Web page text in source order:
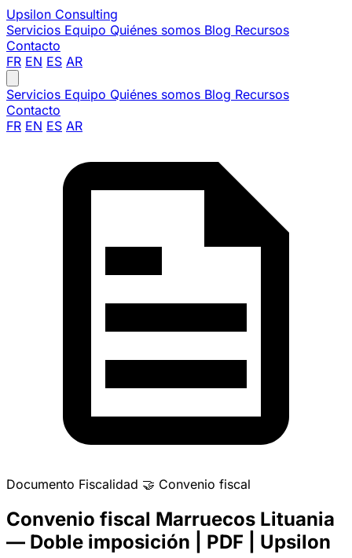
Upsilon Consulting
Servicios Equipo Quiénes somos Blog Recursos
Contacto
FR EN ES AR
Servicios Equipo Quiénes somos Blog Recursos
Contacto
FR EN ES AR
Documento Fiscalidad 🤝 Convenio fiscal
Convenio fiscal Marruecos Lituania
— Doble imposición | PDF | Upsilon